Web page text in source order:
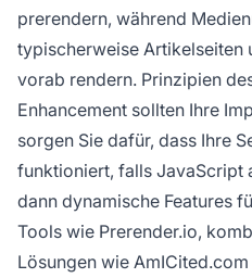
prerendern, während
typischerweise Artikelseiten
vorab rendern. Prinzipien
Enhancement sollten Ihre
sorgen Sie dafür, dass Ihre
funktioniert, falls JavaScript
dann dynamische Features
Tools wie Prerender.io,
Lösungen wie